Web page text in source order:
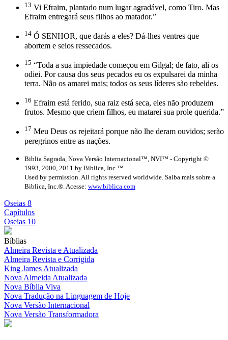
13 Vi Efraim, plantado num lugar agradável, como Tiro. Mas
Efraim entregará seus filhos ao matador.”
14 Ó SENHOR, que darás a eles? Dá-lhes ventres que
abortem e seios ressecados.
15 “Toda a sua impiedade começou em Gilgal; de fato, ali os
odiei. Por causa dos seus pecados eu os expulsarei da minha
terra. Não os amarei mais; todos os seus líderes são rebeldes.
16 Efraim está ferido, sua raiz está seca, eles não produzem
frutos. Mesmo que criem filhos, eu matarei sua prole querida.”
17 Meu Deus os rejeitará porque não lhe deram ouvidos; serão
peregrinos entre as nações.
Biblia Sagrada, Nova Versão Internacional™, NVI™ - Copyright ©
1993, 2000, 2011 by Biblica, Inc.™
Used by permission. All rights reserved worldwide. Saiba mais sobre a
Biblica, Inc.®. Acesse: www.biblica.com
Oseias 8
Capítulos
Oseias 10
Bíblias
Almeira Revista e Atualizada
Almeira Revista e Corrigida
King James Atualizada
Nova Almeida Atualizada
Nova Bíblia Viva
Nova Tradução na Linguagem de Hoje
Nova Versão Internacional
Nova Versão Transformadora